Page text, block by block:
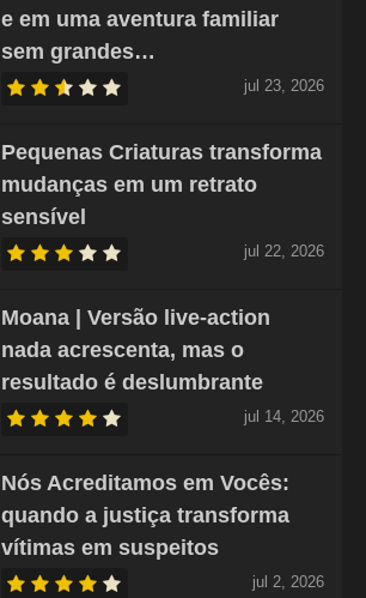
e em uma aventura familiar
sem grandes…
jul 23, 2026
Pequenas Criaturas transforma
mudanças em um retrato
sensível
jul 22, 2026
Moana | Versão live-action
nada acrescenta, mas o
resultado é deslumbrante
jul 14, 2026
Nós Acreditamos em Vocês:
quando a justiça transforma
vítimas em suspeitos
jul 2, 2026